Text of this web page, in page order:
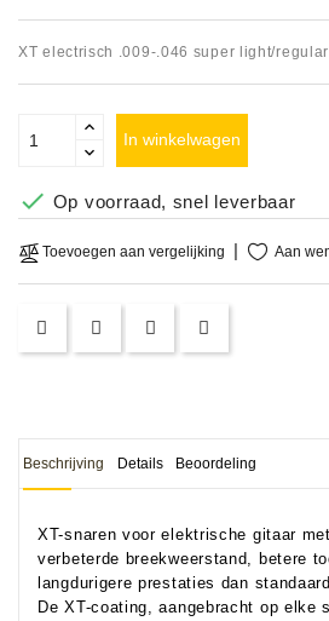
OCCASIONS
DEMONSTRATIES
&
CLINICS
SERVICE
XT electrisch .009-.046 super light/
In winkelwagen
 Op voorraad, snel leverbaar
Toevoegen aan vergelijking Aan
Beschrijving Details Beoordeling
XT-snaren voor elektrische gitaar
verbeterde breekweerstand, betere
langdurigere prestaties dan
De XT-coating, aangebracht op elke